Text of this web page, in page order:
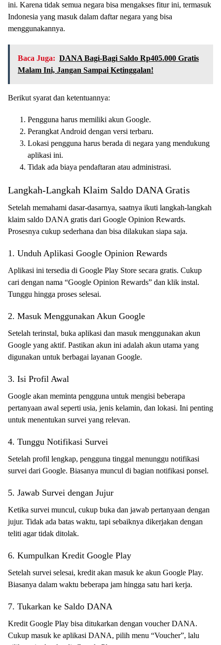
ini. Karena tidak semua negara bisa mengakses fitur ini, termasuk
Indonesia yang masuk dalam daftar negara yang bisa
menggunakannya.
Baca Juga: DANA Bagi-Bagi Saldo Rp405.000 Gratis
Malam Ini, Jangan Sampai Ketinggalan!
Berikut syarat dan ketentuannya:
Pengguna harus memiliki akun Google.
Perangkat Android dengan versi terbaru.
Lokasi pengguna harus berada di negara yang mendukung
aplikasi ini.
Tidak ada biaya pendaftaran atau administrasi.
Langkah-Langkah Klaim Saldo DANA Gratis
Setelah memahami dasar-dasarnya, saatnya ikuti langkah-langkah
klaim saldo DANA gratis dari Google Opinion Rewards.
Prosesnya cukup sederhana dan bisa dilakukan siapa saja.
1. Unduh Aplikasi Google Opinion Rewards
Aplikasi ini tersedia di Google Play Store secara gratis. Cukup
cari dengan nama “Google Opinion Rewards” dan klik instal.
Tunggu hingga proses selesai.
2. Masuk Menggunakan Akun Google
Setelah terinstal, buka aplikasi dan masuk menggunakan akun
Google yang aktif. Pastikan akun ini adalah akun utama yang
digunakan untuk berbagai layanan Google.
3. Isi Profil Awal
Google akan meminta pengguna untuk mengisi beberapa
pertanyaan awal seperti usia, jenis kelamin, dan lokasi. Ini penting
untuk menentukan survei yang relevan.
4. Tunggu Notifikasi Survei
Setelah profil lengkap, pengguna tinggal menunggu notifikasi
survei dari Google. Biasanya muncul di bagian notifikasi ponsel.
5. Jawab Survei dengan Jujur
Ketika survei muncul, cukup buka dan jawab pertanyaan dengan
jujur. Tidak ada batas waktu, tapi sebaiknya dikerjakan dengan
teliti agar tidak ditolak.
6. Kumpulkan Kredit Google Play
Setelah survei selesai, kredit akan masuk ke akun Google Play.
Biasanya dalam waktu beberapa jam hingga satu hari kerja.
7. Tukarkan ke Saldo DANA
Kredit Google Play bisa ditukarkan dengan voucher DANA.
Cukup masuk ke aplikasi DANA, pilih menu “Voucher”, lalu